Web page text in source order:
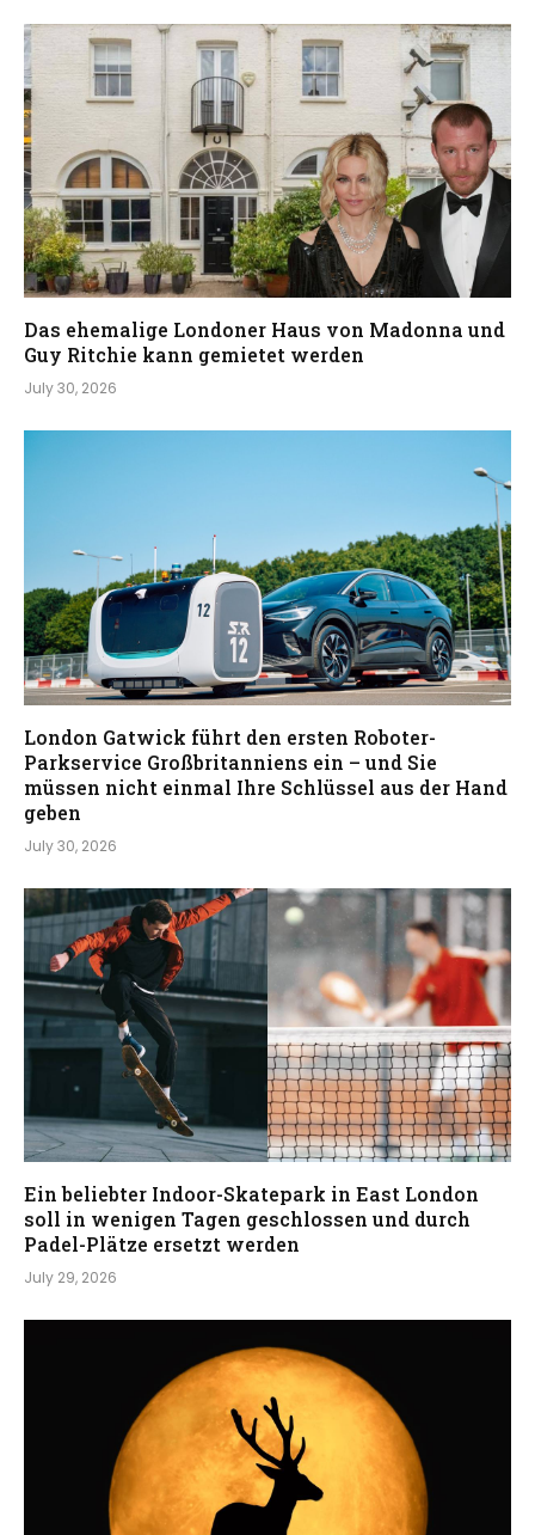
Das ehemalige Londoner Haus von Madonna und
Guy Ritchie kann gemietet werden
July 30, 2026
London Gatwick führt den ersten Roboter-
Parkservice Großbritanniens ein – und Sie
müssen nicht einmal Ihre Schlüssel aus der Hand
geben
July 30, 2026
Ein beliebter Indoor-Skatepark in East London
soll in wenigen Tagen geschlossen und durch
Padel-Plätze ersetzt werden
July 29, 2026